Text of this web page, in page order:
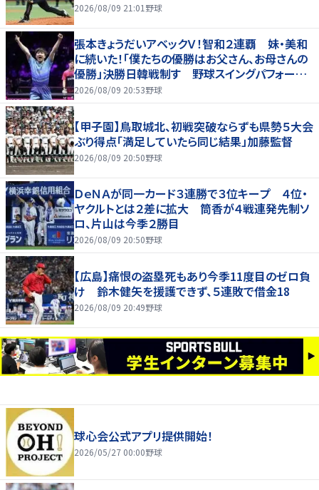
2026/08/09 21:01 野球
張本きょうだいアベックＶ！智和２連覇 妹・美和
に続いた！「僕たちの優勝はお父さん、お母さんの
優勝」決勝日韓戦制す 野球スイングパフォーマ
ンスで歓喜爆発 本音もちらり「妹が先に決めて
2026/08/09 20:53野球
【甲子園】鳥取城北、初戦突破ならずも県勢５大会
ぶり得点「満足していたら同じ結果」加藤監督
2026/08/09 20:50野球
ＤｅＮＡが同一カード３連勝で３位キープ ４位・
ヤクルトとは２差に拡大 筒香が４戦連発先制ソ
ロ、片山は今季２勝目
2026/08/09 20:50野球
【広島】痛恨の盗塁死もあり今季11度目のゼロ負
け 鈴木健矢を援護できず、５連敗で借金18
2026/08/09 20:49野球
球心会公式アプリ提供開始！
2026/05/27 00:00野球